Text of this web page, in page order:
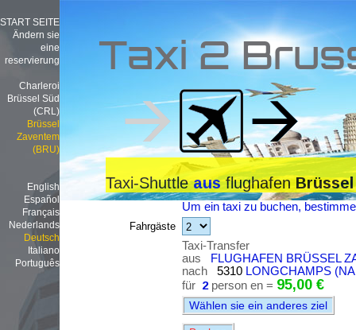
START SEITE
Ändern sie
eine
reservierung
Charleroi
Brüssel Süd
(CRL)
Brüssel
Zaventem
(BRU)
English
Español
Français
Nederlands
Deutsch
Italiano
Português
Taxi 2
Taxi-Shuttleausflughafen
Um ein taxi zu buchen,
Fahrgäste
Taxi-Transfer
aus FLUGHAFEN BRÜSSEL
nach 5310 LONGCHAMPS
für 2 person en = 95,00 €